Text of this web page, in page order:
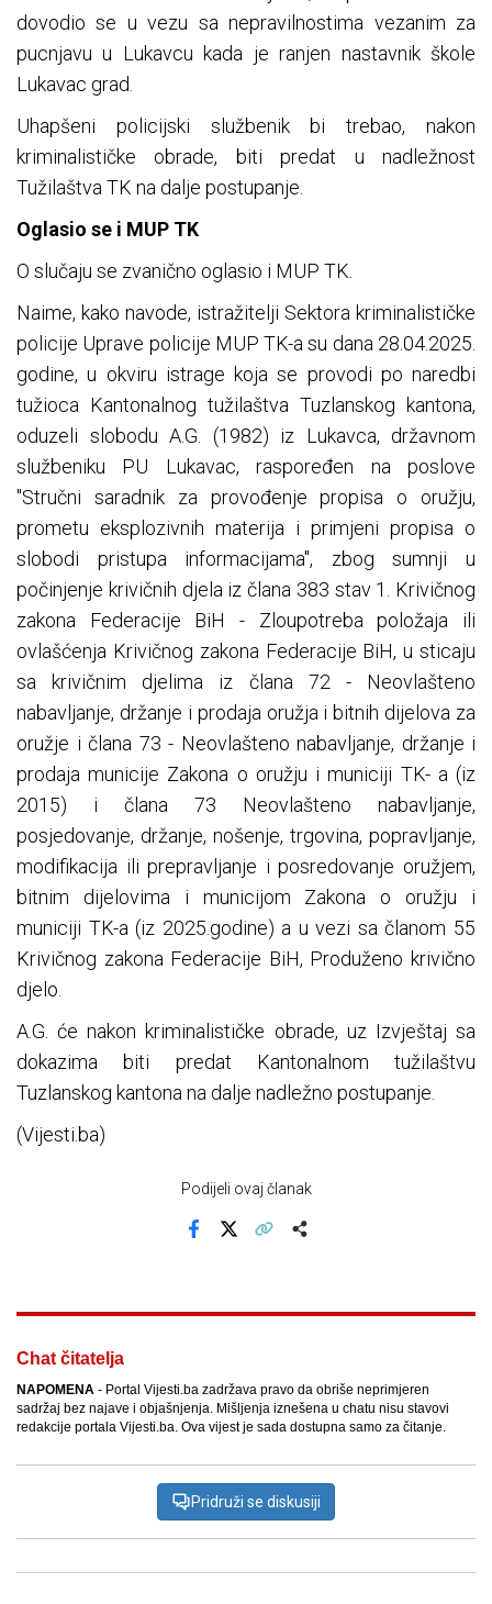
dovodio se u vezu sa nepravilnostima vezanim za
pucnjavu u Lukavcu kada je ranjen nastavnik škole
Lukavac grad.
Uhapšeni policijski službenik bi trebao, nakon
kriminalističke obrade, biti predat u nadležnost
Tužilaštva TK na dalje postupanje.
Oglasio se i MUP TK
O slučaju se zvanično oglasio i MUP TK.
Naime, kako navode, istražitelji Sektora kriminalističke
policije Uprave policije MUP TK-a su dana 28.04.2025.
godine, u okviru istrage koja se provodi po naredbi
tužioca Kantonalnog tužilaštva Tuzlanskog kantona,
oduzeli slobodu A.G. (1982) iz Lukavca, državnom
službeniku PU Lukavac, raspoređen na poslove
"Stručni saradnik za provođenje propisa o oružju,
prometu eksplozivnih materija i primjeni propisa o
slobodi pristupa informacijama", zbog sumnji u
počinjenje krivičnih djela iz člana 383 stav 1. Krivičnog
zakona Federacije BiH - Zloupotreba položaja ili
ovlašćenja Krivičnog zakona Federacije BiH, u sticaju
sa krivičnim djelima iz člana 72 - Neovlašteno
nabavljanje, držanje i prodaja oružja i bitnih dijelova za
oružje i člana 73 - Neovlašteno nabavljanje, držanje i
prodaja municije Zakona o oružju i municiji TK- a (iz
2015) i člana 73 Neovlašteno nabavljanje,
posjedovanje, držanje, nošenje, trgovina, popravljanje,
modifikacija ili prepravljanje i posredovanje oružjem,
bitnim dijelovima i municijom Zakona o oružju i
municiji TK-a (iz 2025.godine) a u vezi sa članom 55
Krivičnog zakona Federacije BiH, Produženo krivično
djelo.
A.G. će nakon kriminalističke obrade, uz Izvještaj sa
dokazima biti predat Kantonalnom tužilaštvu
Tuzlanskog kantona na dalje nadležno postupanje.
(Vijesti.ba)
Podijeli ovaj članak
Chat čitatelja
NAPOMENA - Portal Vijesti.ba zadržava pravo da obriše neprimjeren
sadržaj bez najave i objašnjenja. Mišljenja iznešena u chatu nisu stavovi
redakcije portala Vijesti.ba. Ova vijest je sada dostupna samo za čitanje.
Pridruži se diskusiji